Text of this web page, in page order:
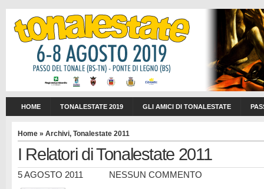
HOME TONALESTATE 2019 GLI AMICI DI TONALESTATE
Home » Archivi, Tonalestate 2011
I Relatori di Tonalestate 2011
5 AGOSTO 2011 NESSUN COMMENTO